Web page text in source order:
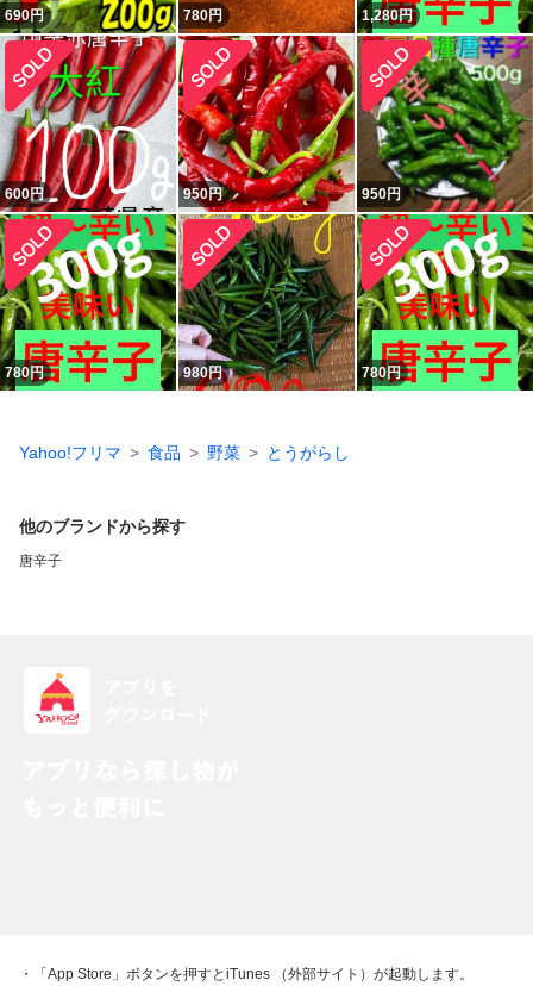
690円 780円 1,280円
600円 950円 950円
780円 980円 780円
Yahoo!フリマ 食品 野菜 とうがらし
他のブランドから探す
唐辛子
・「App Store」ボタンを押すとiTunes （外部サイト）が起動します。